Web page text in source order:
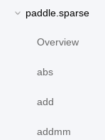
paddle.sparse
Overview
abs
add
addmm